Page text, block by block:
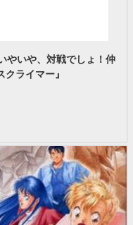
やいや、対戦でしょ！仲
ライマー』